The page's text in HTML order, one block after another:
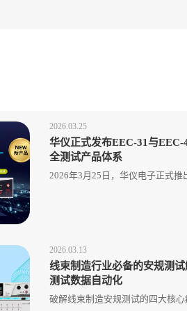
2026.03.25
华仪正式发布EEC-31与
全测试产品体系
2026年3月25日，华仪电子正式推
2026.03.13
线束制造行业必备的安规测
测试数据自动化
破解线束制造安规测试的四大核心